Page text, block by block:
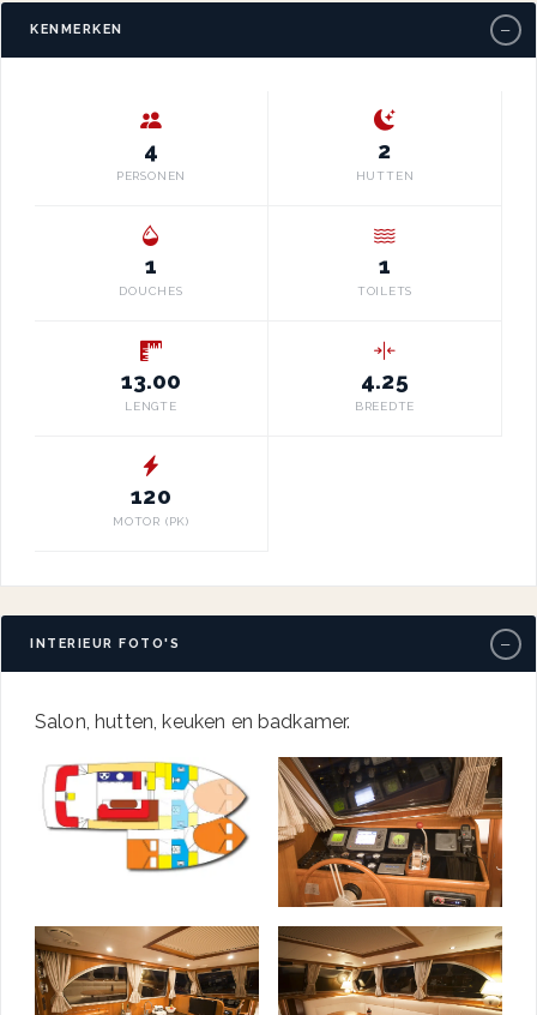
KENMERKEN −
4
PERSONEN
2
HUTTEN
1
DOUCHES
1
TOILETS
13.00
LENGTE
4.25
BREEDTE
120
MOTOR (PK)
INTERIEUR FOTO'S −
Salon, hutten, keuken en badkamer.